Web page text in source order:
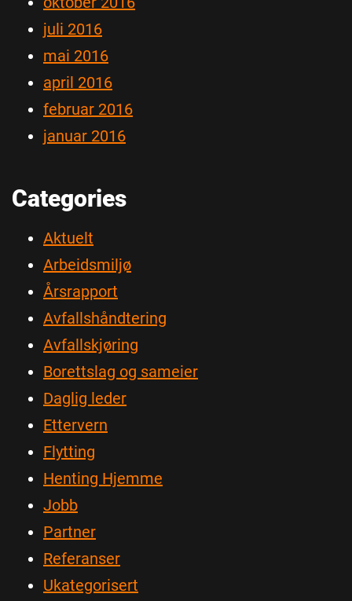
juli 2016
mai 2016
april 2016
februar 2016
januar 2016
Categories
Aktuelt
Arbeidsmiljø
Årsrapport
Avfallshåndtering
Avfallskjøring
Borettslag og sameier
Daglig leder
Ettervern
Flytting
Henting Hjemme
Jobb
Partner
Referanser
Ukategorisert